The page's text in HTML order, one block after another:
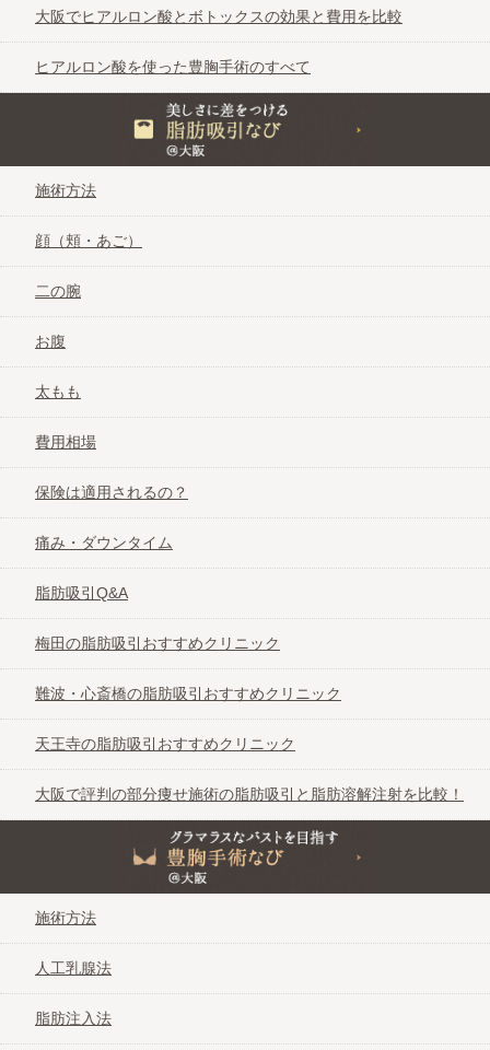
大阪でヒアルロン酸とボトックスの効果と費用を比較
ヒアルロン酸を使った豊胸手術のすべて
美しさに差をつける脂肪吸引なび＠大阪
施術方法
顔（頬・あご）
二の腕
お腹
太もも
費用相場
保険は適用されるの？
痛み・ダウンタイム
脂肪吸引Q&A
梅田の脂肪吸引おすすめクリニック
難波・心斎橋の脂肪吸引おすすめクリニック
天王寺の脂肪吸引おすすめクリニック
大阪で評判の部分痩せ施術の脂肪吸引と脂肪溶解注射を比較！
グラマラスなバストを目指す豊胸手術なび＠大阪
施術方法
人工乳腺法
脂肪注入法